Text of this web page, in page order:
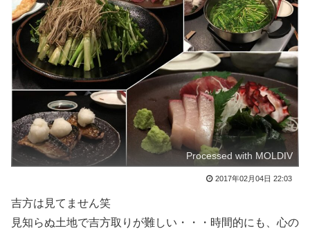
Processed with MOLDIV
2017年02月04日 22:03
吉方は見てません笑
見知らぬ土地で吉方取りが難しい・・・時間的にも、心の